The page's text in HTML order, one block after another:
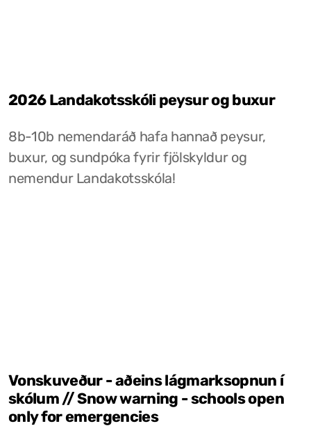
2026 Landakotsskóli peysur og buxur
8b-10b nemendaráð hafa hannað peysur,
buxur, og sundpóka fyrir fjölskyldur og
nemendur Landakotsskóla!
Vonskuveður - aðeins lágmarksopnun í
skólum // Snow warning - schools open
only for emergencies